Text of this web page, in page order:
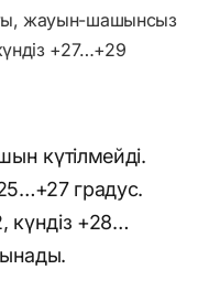
жауын-шашынсыз
+27…+29
күтілмейді.
градус.
күндіз +28…